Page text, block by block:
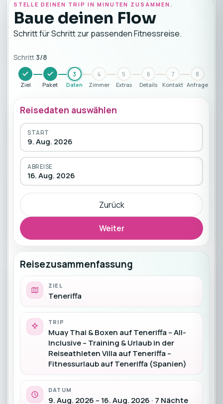
STELLE DEINEN TRIP IN MINUTEN ZUSAMMEN.
Baue deinen Flow
Schritt für Schritt zur passenden Fitnessreise.
Schritt3/8
Ziel Paket
3
Daten
4
Zimmer
5
Extras
6
Details
7
Kontakt
8
Anfrage
Reisedaten auswählen
START
9. Aug. 2026
ABREISE
16. Aug. 2026
Zurück
Weiter
Reisezusammenfassung
ZIEL
Teneriffa
TRIP
Muay Thai & Boxen auf Teneriffa – All-
Inclusive – Training & Urlaub in der
Reiseathleten Villa auf Teneriffa –
Fitnessurlaub auf Teneriffa (Spanien)
DATUM
9. Aug. 2026 – 16. Aug. 2026 · 7 Nächte